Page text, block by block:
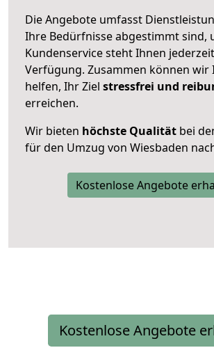
Die Angebote umfasst
Ihre Bedürfnisse abgestimmt sind,
Kundenservice steht Ihnen
Verfügung. Zusammen können wir
helfen, Ihr Ziel stressfrei und
erreichen.
Wir bieten höchste Qualität bei
für den Umzug von Wiesbaden
Kostenlose Angebote
Kostenlose Angebote